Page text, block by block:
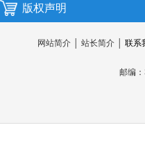
版权声明
网站简介│ 站长简介│ 联系
邮编